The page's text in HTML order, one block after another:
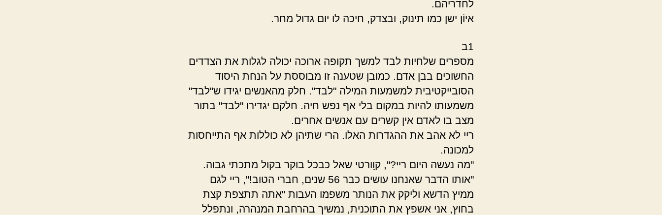
לחדריהם.
איוֹן ישן כמו תינוק, ובצדק, חיכה לו יום גדול מחר.
1ב
מספרים שלחיות לבד למשך תקופה ארוכה יכולה לגלות את הצדדים
החשוכים בבן אדם. כמובן שטענה זו מבוססת על הנחת היסוד
הסובייקטיבית למשמעות המילה "לבד". חלק מהאנשים יגידו ש"לבד"
משמעותו להיות במקום בלי אף נפש חיה. חלקם יגדירו "לבד" בתור
מצב בו לאדם אין קשרים עם אנשים אחרים.
ריי לא אהב את ההגדרות האלו. הרי שתיהן לא כוללות אף התייחסות
למכונה.
"מה נעשה היום ריי?", קוֵורטי שאל כבכל בוקר בקול מתכתי גבוה.
"אותו הדבר שאנחנו עושים כבר 56 שנים, חברי הטוב!", ריי לגם
ממיץ הדשא וליקק את הנותר משפמו העבות "אתה תתצפת קצת
בחוץ, אני אשפץ את התוכנית, נמשיך בהרחבת המנהרה, ונתפלל